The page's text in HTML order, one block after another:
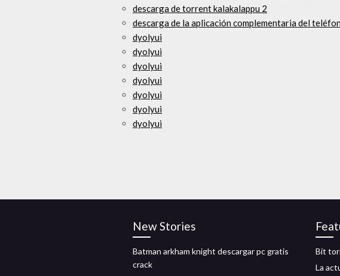
descarga de torrent kalakalappu 2
descarga de la aplicación complementaria del
dyolyui
dyolyui
dyolyui
dyolyui
dyolyui
dyolyui
dyolyui
New Stories
Batman arkham knight descargar pc gratis
crack
Bit
La